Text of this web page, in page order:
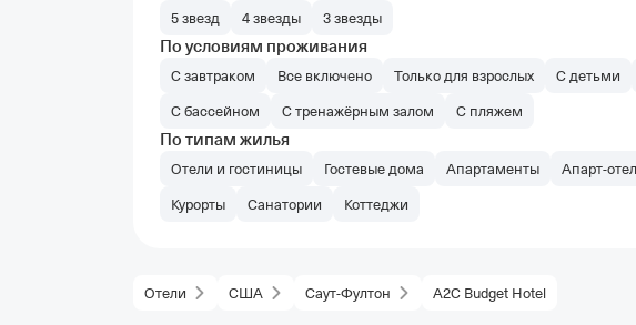
5 звезд 4 звезды 3 звезды
По условиям проживания
С завтраком Все включено Только для взрослых С детьми
С бассейном С тренажёрным залом С пляжем
По типам жилья
Отели и гостиницы Гостевые дома Апартаменты Апарт-
Курорты Санатории Коттеджи
Отели США Саут-Фултон A2C Budget Hotel